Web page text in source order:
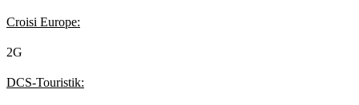
Croisi Europe:
2G
DCS-Touristik: